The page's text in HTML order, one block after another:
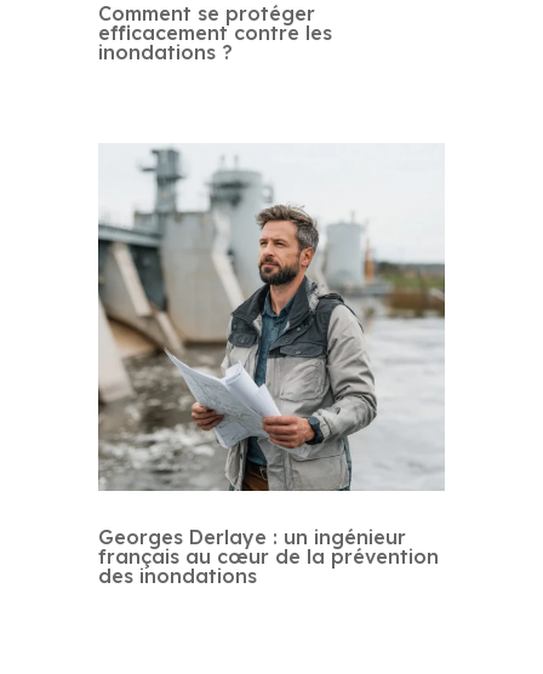
Comment se protéger
efficacement contre les
inondations ?
Georges Derlaye : un ingénieur
français au cœur de la prévention
des inondations